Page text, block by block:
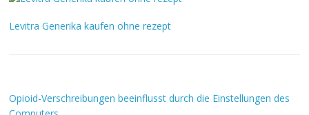
Levitra Generika kaufen ohne rezept
Opioid-Verschreibungen beeinflusst durch die Einstellungen des